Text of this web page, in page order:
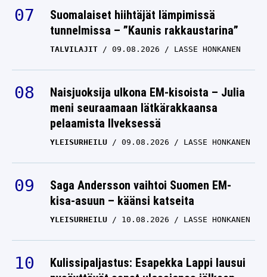
Suomalaiset hiihtäjät lämpimissä
tunnelmissa – ”Kaunis rakkaustarina”
TALVILAJIT 09.08.2026 LASSE HONKANEN
Naisjuoksija ulkona EM-kisoista – Julia
meni seuraamaan lätkärakkaansa
pelaamista Ilveksessä
YLEISURHEILU 09.08.2026 LASSE HONKANEN
Saga Andersson vaihtoi Suomen EM-
kisa-asuun – käänsi katseita
YLEISURHEILU 10.08.2026 LASSE HONKANEN
Kulissipaljastus: Esapekka Lappi lausui